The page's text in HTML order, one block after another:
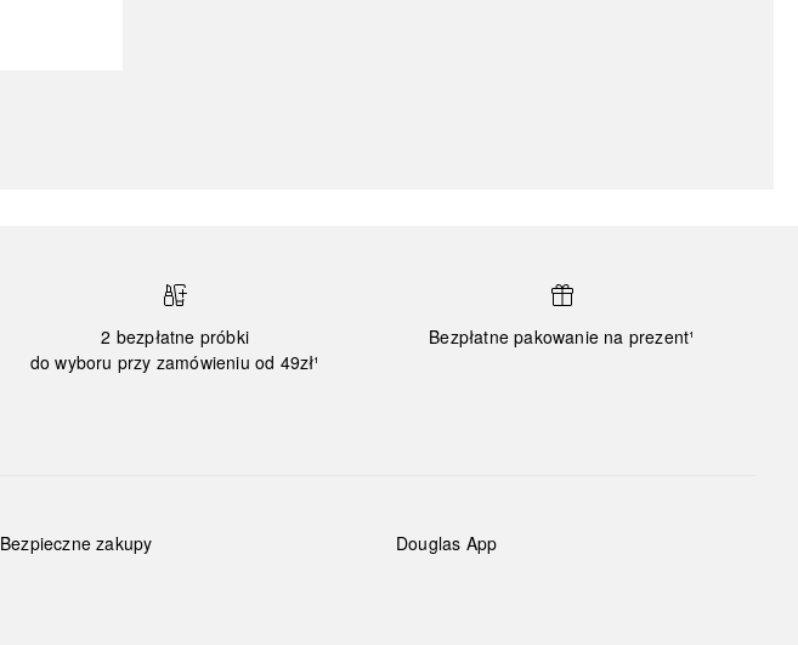
2 bezpłatne próbki
do wyboru przy zamówieniu od 49zł¹
Bezpłatne pakowanie na prezent¹
Bezpieczne zakupy Douglas App